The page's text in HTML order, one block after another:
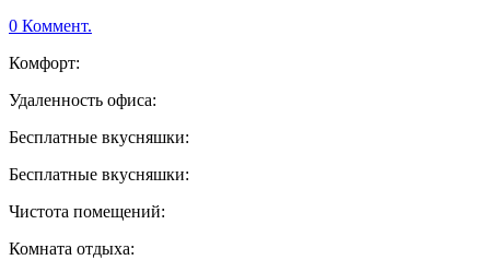
0 Коммент.
Комфорт:
Удаленность офиса:
Бесплатные вкусняшки:
Бесплатные вкусняшки:
Чистота помещений:
Комната отдыха: